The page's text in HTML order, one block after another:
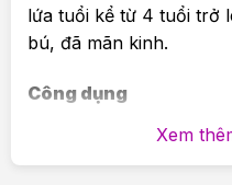
lứa tuổi kể từ 4 tuổi trở
bú, đã mãn kinh.
Công dụng
Phòng và hỗ trợ
đạo, vùng kín và
Xem